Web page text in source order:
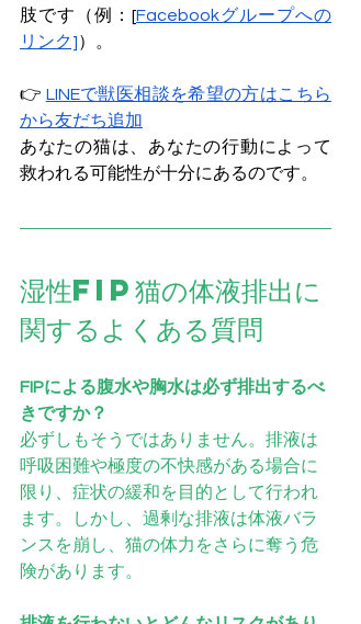
肢です（例：[Facebookグループへの
リンク]）。
👉 LINEで獣医相談を希望の方はこちら
から友だち追加
あなたの猫は、あなたの行動によって
救われる可能性が十分にあるのです。
湿性FIP猫の体液排出に
関するよくある質問
FIPによる腹水や胸水は必ず排出するべ
きですか？
必ずしもそうではありません。排液は
呼吸困難や極度の不快感がある場合に
限り、症状の緩和を目的として行われ
ます。しかし、過剰な排液は体液バラ
ンスを崩し、猫の体力をさらに奪う危
険があります。